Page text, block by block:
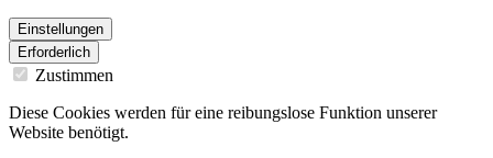
Einstellungen
Erforderlich
Zustimmen
Diese Cookies werden für eine reibungslose Funktion unserer
Website benötigt.